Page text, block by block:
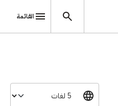
القائمة